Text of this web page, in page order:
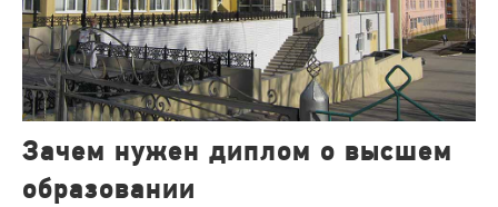
Зачем нужен диплом о высшем
образовании